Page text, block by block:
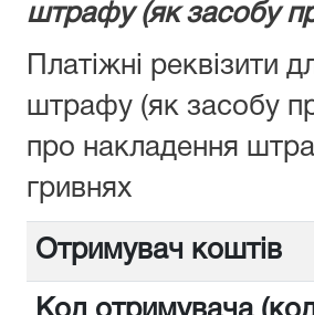
штрафу (як засобу
Платіжні реквізити
штрафу (як засобу
про накладення
гривнях
Отримувач коштів